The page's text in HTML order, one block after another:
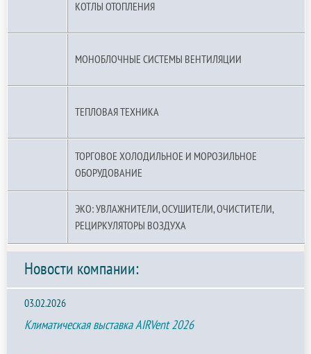
КОТЛЫ ОТОПЛЕНИЯ
МОНОБЛОЧНЫЕ СИСТЕМЫ ВЕНТИЛЯЦИИ
ТЕПЛОВАЯ ТЕХНИКА
ТОРГОВОЕ ХОЛОДИЛЬНОЕ И МОРОЗИЛЬНОЕ
ОБОРУДОВАНИЕ
ЭКО: УВЛАЖНИТЕЛИ, ОСУШИТЕЛИ, ОЧИСТИТЕЛИ,
РЕЦИРКУЛЯТОРЫ ВОЗДУХА
Новости компании:
03.02.2026
Климатическая выставка AIRVent 2026